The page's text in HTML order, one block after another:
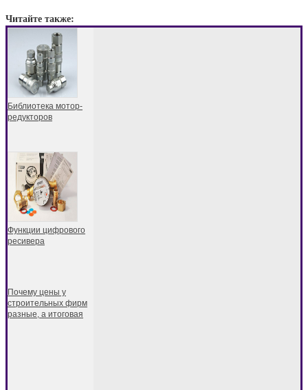
Читайте также:
Библиотека мотор-
редукторов
Функции цифрового
ресивера
Почему цены у
строительных фирм
разные, а итоговая